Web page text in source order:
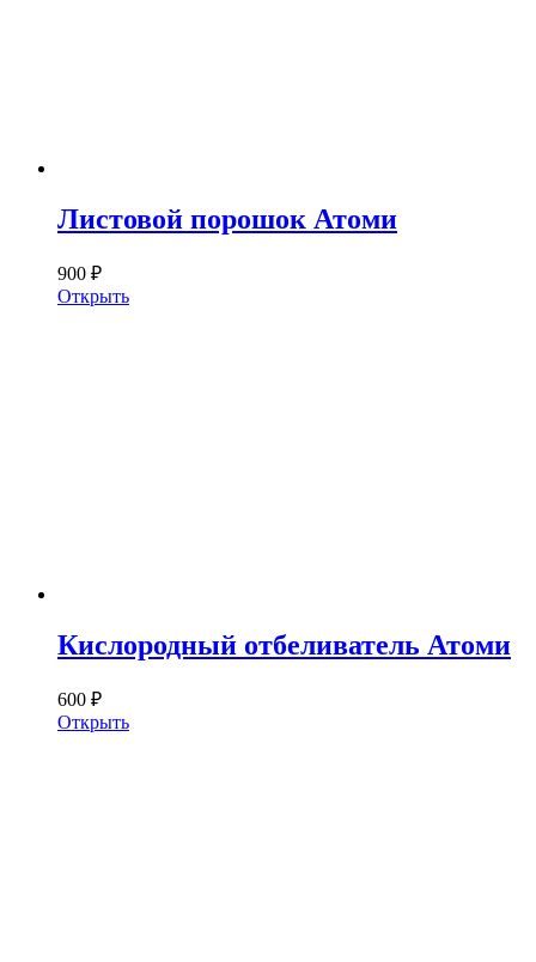
Листовой порошок Атоми
900 ₽
Открыть
Кислородный отбеливатель Атоми
600 ₽
Открыть